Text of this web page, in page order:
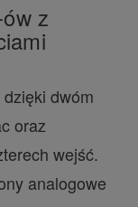
z
dzięki dwóm
oraz
wejść.
analogowe